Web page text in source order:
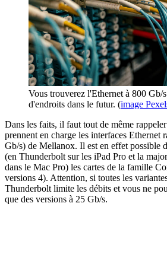
Vous trouverez l'Ethernet à 800 Gb/
d'endroits dans le futur. (image
Dans les faits, il faut tout de même
prennent en charge les interfaces Ethernet
Gb/s) de Mellanox. Il est en effet possible
(en Thunderbolt sur les iPad Pro et la
dans le Mac Pro) les cartes de la famille
versions 4). Attention, si toutes les
Thunderbolt limite les débits et vous ne
que des versions à 25 Gb/s.